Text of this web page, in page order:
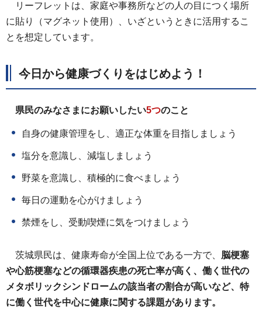
リーフレットは、家庭や事務所などの人の目につく場所
に貼り（マグネット使用）、いざというときに活用するこ
とを想定しています。
今日から健康づくりをはじめよう！
県民のみなさまにお願いしたい5つのこと
自身の健康管理をし、適正な体重を目指しましょう
塩分を意識し、減塩しましょう
野菜を意識し、積極的に食べましょう
毎日の運動を心がけましょう
禁煙をし、受動喫煙に気をつけましょう
茨城県民は、健康寿命が全国上位である一方で、 脳梗塞
や心筋梗塞などの循環器疾患の死亡率が高く、働く世代の
メタボリックシンドロームの該当者の割合が高いなど、特
に働く世代を中心に健康に関する課題があります。